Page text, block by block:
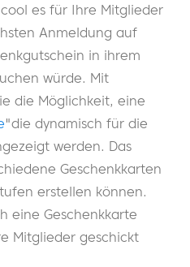
es für Ihre Mitglieder
Anmeldung auf
in ihrem
würde. Mit
die Möglichkeit, eine
"die dynamisch für die
werden. Das
Geschenkkarten
erstellen können.
eine Geschenkkarte
Mitglieder geschickt